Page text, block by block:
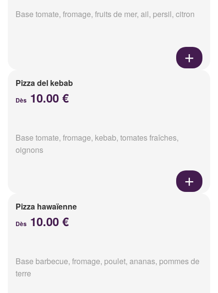
Base tomate, fromage, fruits de mer, ail, persil, citron
Pizza del kebab
Dès 10.00 €
Base tomate, fromage, kebab, tomates fraîches,
oignons
Pizza hawaïenne
Dès 10.00 €
Base barbecue, fromage, poulet, ananas, pommes de
terre